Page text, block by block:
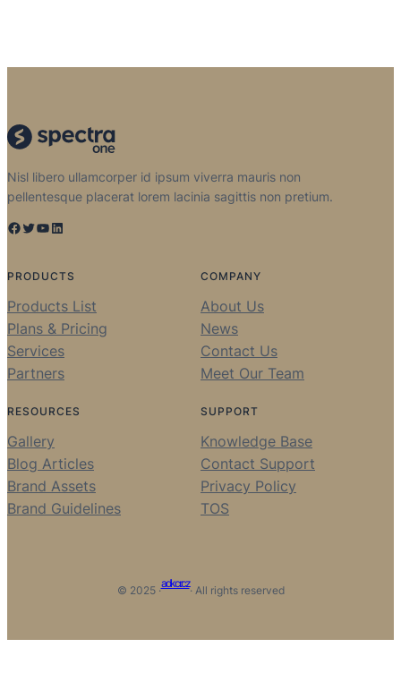
Nisl libero ullamcorper id ipsum viverra mauris non
pellentesque placerat lorem lacinia sagittis non pretium.
Facebook Twitter YouTube LinkedIn
PRODUCTS
Products List
Plans & Pricing
Services
Partners
COMPANY
About Us
News
Contact Us
Meet Our Team
RESOURCES
Gallery
Blog Articles
Brand Assets
Brand Guidelines
SUPPORT
Knowledge Base
Contact Support
Privacy Policy
TOS
© 2025 ·
adkcr.cz
· All rights reserved